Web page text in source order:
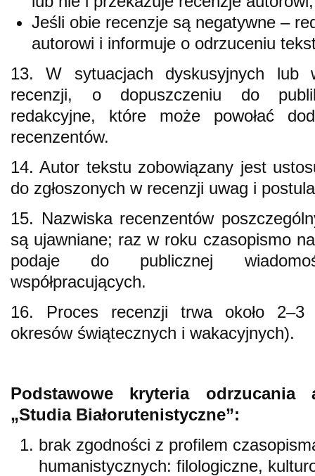
Jeśli obie recenzje są negatywne –
autorowi i informuje o odrzuceniu
13. W sytuacjach dyskusyjnych lub
recenzji, o dopuszczeniu do
redakcyjne, które może powołać
recenzentów.
14. Autor tekstu zobowiązany jest
do zgłoszonych w recenzji uwag i
15. Nazwiska recenzentów
są ujawniane; raz w roku czasopismo
podaje do publicznej
współpracujących.
16. Proces recenzji trwa około 2–3
okresów świątecznych i wakacyjnych).
Podstawowe kryteria odrzucania
„Studia Białorutenistyczne”:
brak zgodności z profilem
humanistycznych: filologiczne,